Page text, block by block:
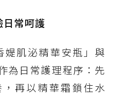
常呵護
媞肌泌精華安瓶」與
為日常護理程序：先
再以精華霜鎖住水